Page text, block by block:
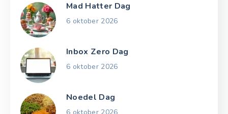
Mad Hatter Dag
6 oktober 2026
Inbox Zero Dag
6 oktober 2026
Noedel Dag